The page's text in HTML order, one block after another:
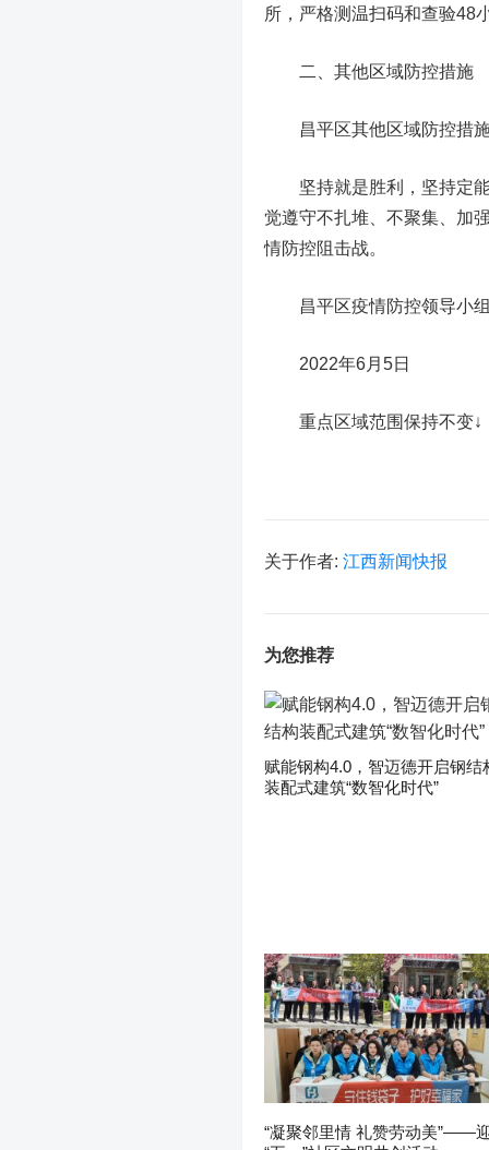
所，严格测温扫码和查验48
二、其他区域防控措施
昌平区其他区域防控措施
坚持就是胜利，坚持定能
觉遵守不扎堆、不聚集、加
情防控阻击战。
昌平区疫情防控领导小
2022年6月5日
重点区域范围保持不变↓
关于作者: 江西新闻快报
为您推荐
赋能钢构4.0，智迈德开启钢结
装配式建筑“数智化时代”
“凝聚邻里情 礼赞劳动美”——迎